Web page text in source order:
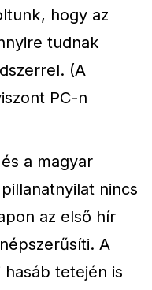
hogy az
tudnak
(A
PC-n
a magyar
nincs
az első hír
A
tetején is